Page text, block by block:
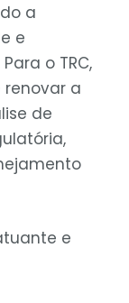
a
e
o TRC,
a
de
e